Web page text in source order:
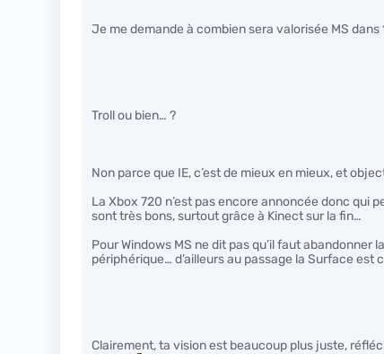
Je me demande à combien sera valorisée MS
Troll ou bien… ?
Non parce que IE, c’est de mieux en mieux, et
La Xbox 720 n’est pas encore annoncée donc qui
sont très bons, surtout grâce à Kinect sur la fin…
Pour Windows MS ne dit pas qu’il faut abandonner
périphérique… d’ailleurs au passage la Surface
Clairement, ta vision est beaucoup plus juste,